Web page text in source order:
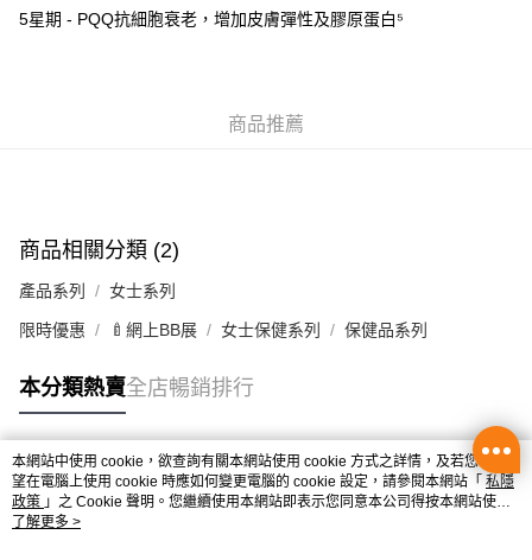
每筆HK$50.00，滿HK$350.00或以上免運費
5星期 - PQQ抗細胞衰老，增加皮膚彈性及膠原蛋白⁵
商品推薦
商品相關分類 (2)
產品系列 女士系列
限時優惠 🍼網上BB展 女士保健系列 保健品系列
本分類熱賣全店暢銷排行
熱門標籤
熱銷排行
本網站中使用 cookie，欲查詢有關本網站使用 cookie 方式之詳情，及若您不希
望在電腦上使用 cookie 時應如何變更電腦的 cookie 設定，請參閱本網站「 私隱
政策 」之 Cookie 聲明。您繼續使用本網站即表示您同意本公司得按本網站使用
條款之 Cookie 聲明使用 cookie。
了解更多 >